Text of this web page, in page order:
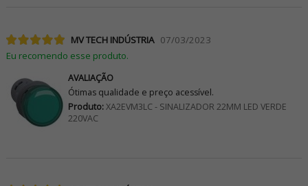
MV TECH INDÚSTRIA 07/03/2023
Eu recomendo esse produto.
AVALIAÇÃO
Ótimas qualidade e preço acessível.
Produto:XA2EVM3LC - SINALIZADOR 22MM LED VERDE
220VAC